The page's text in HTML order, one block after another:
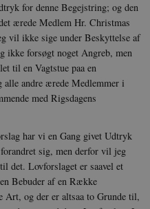
for denne Begejstring; og den
ærede Medlem Hr. Christmas
vil ikke sige under Beskyttelse af
ikke for­søgt noget Angreb, men
til en Vagtstue paa en
andre ærede Medlemmer i
med Rigs­dagens
har vi en Gang givet Udtryk
sig, men derfor vil jeg
det. Lovforslaget er saavel et
Bebuder af en Række
Art, og der er altsaa to Grunde til,
CookieScript
danmarkshistorien.dk
1 år
danmarkshistoriendk.h5p.com